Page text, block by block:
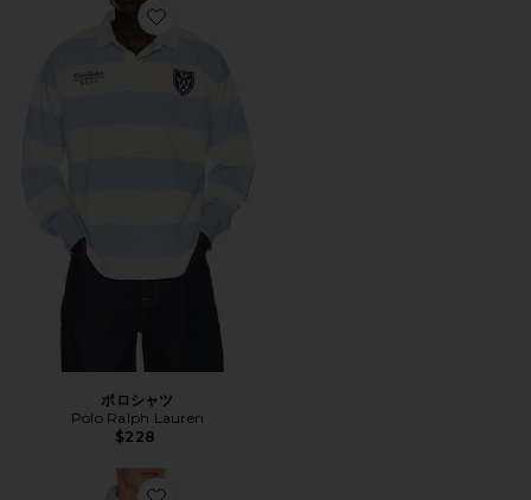
Favorite ポロシャツ
ポロシャツ
Polo Ralph Lauren
$228